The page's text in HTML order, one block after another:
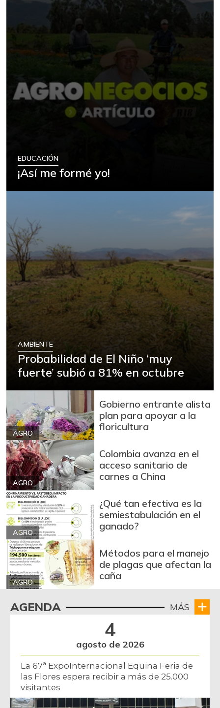
EDUCACIÓN
¡Así me formé yo!
AMBIENTE
Probabilidad de El Niño ‘muy
fuerte’ subió a 81% en octubre
AGRO
Gobierno entrante alista
plan para apoyar a la
floricultura
AGRO
Colombia avanza en el
acceso sanitario de
carnes a China
AGRO
¿Qué tan efectiva es la
semiestabulación en el
ganado?
AGRO
Métodos para el manejo
de plagas que afectan la
caña
AGENDA MÁS
4
agosto de 2026
La 67ª ExpoInternacional Equina Feria de
las Flores espera recibir a más de 25.000
visitantes